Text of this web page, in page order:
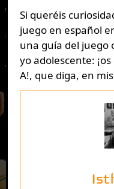
Si queréis
juego en español
una guía del juego
yo adolescente:
A!, que diga, en